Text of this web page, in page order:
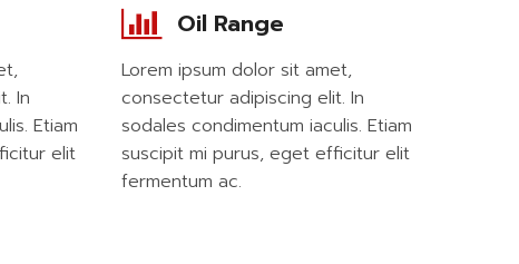
In
Etiam
elit
Oil Range
Lorem ipsum dolor sit amet,
consectetur adipiscing elit. In
sodales condimentum iaculis. Etiam
suscipit mi purus, eget efficitur elit
fermentum ac.